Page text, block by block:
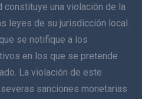
constituye una violación de la
leyes de su jurisdicción local.
se notifique a los
en los que se pretende
La violación de este
sanciones monetarias